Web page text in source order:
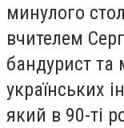
минулого
вчителем
бандурист та
українських
який в 90-ті